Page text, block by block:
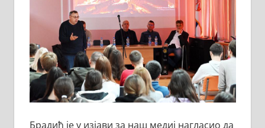
Брадић је у изјави за наш медиј нагласио да